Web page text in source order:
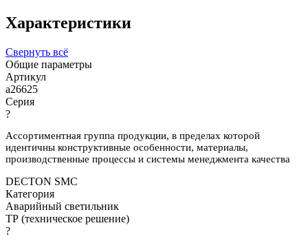
Характеристики
Свернуть всё
Общие параметры
Артикул
a26625
Серия
?
Ассортиментная группа продукции, в пределах которой
идентичны конструктивные особенности, материалы,
производственные процессы и системы менеджмента качества
DECTON SMC
Категория
Аварийный светильник
ТР (техническое решение)
?